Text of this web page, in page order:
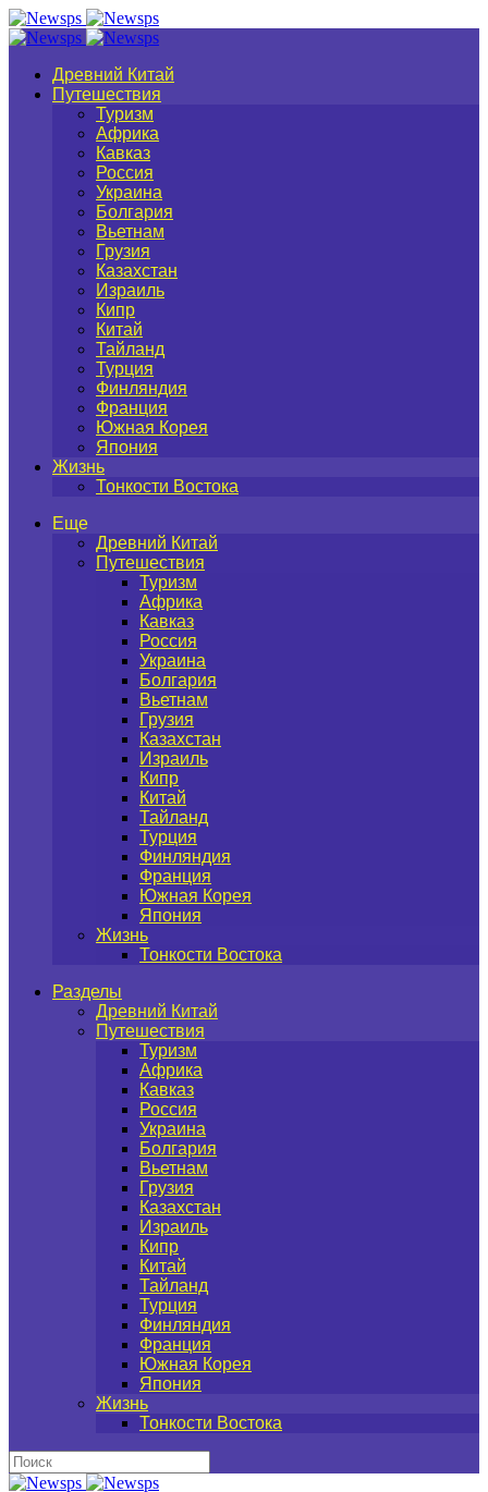
Древний Китай
Путешествия
Туризм
Африка
Кавказ
Россия
Украина
Болгария
Вьетнам
Грузия
Казахстан
Израиль
Кипр
Китай
Тайланд
Турция
Финляндия
Франция
Южная Корея
Япония
Жизнь
Тонкости Востока
Еще
Древний Китай
Путешествия
Туризм
Африка
Кавказ
Россия
Украина
Болгария
Вьетнам
Грузия
Казахстан
Израиль
Кипр
Китай
Тайланд
Турция
Финляндия
Франция
Южная Корея
Япония
Жизнь
Тонкости Востока
Разделы
Древний Китай
Путешествия
Туризм
Африка
Кавказ
Россия
Украина
Болгария
Вьетнам
Грузия
Казахстан
Израиль
Кипр
Китай
Тайланд
Турция
Финляндия
Франция
Южная Корея
Япония
Жизнь
Тонкости Востока